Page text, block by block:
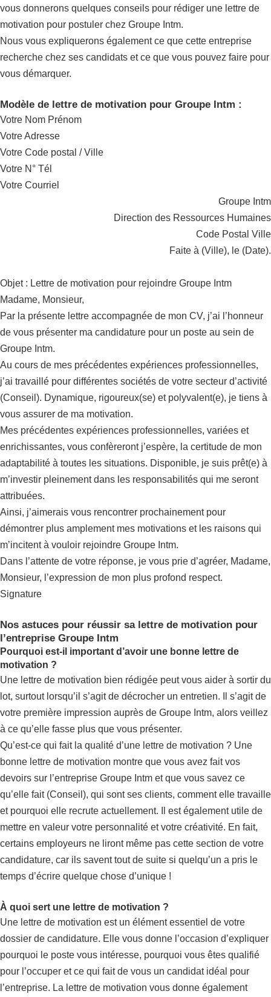
vous donnerons quelques conseils pour rédiger une lettre de
motivation pour postuler chez Groupe Intm.
Nous vous expliquerons également ce que cette entreprise
recherche chez ses candidats et ce que vous pouvez faire pour
vous démarquer.
Modèle de lettre de motivation pour Groupe Intm :
Votre Nom Prénom
Votre Adresse
Votre Code postal / Ville
Votre N° Tél
Votre Courriel
Groupe Intm
Direction des Ressources Humaines
Code Postal Ville
Faite à (Ville), le (Date).
Objet : Lettre de motivation pour rejoindre Groupe Intm
Madame, Monsieur,
Par la présente lettre accompagnée de mon CV, j’ai l’honneur
de vous présenter ma candidature pour un poste au sein de
Groupe Intm.
Au cours de mes précédentes expériences professionnelles,
j’ai travaillé pour différentes sociétés de votre secteur d’activité
(Conseil). Dynamique, rigoureux(se) et polyvalent(e), je tiens à
vous assurer de ma motivation.
Mes précédentes expériences professionnelles, variées et
enrichissantes, vous confèreront j’espère, la certitude de mon
adaptabilité à toutes les situations. Disponible, je suis prêt(e) à
m’investir pleinement dans les responsabilités qui me seront
attribuées.
Ainsi, j’aimerais vous rencontrer prochainement pour
démontrer plus amplement mes motivations et les raisons qui
m’incitent à vouloir rejoindre Groupe Intm.
Dans l’attente de votre réponse, je vous prie d’agréer, Madame,
Monsieur, l’expression de mon plus profond respect.
Signature
Nos astuces pour réussir sa lettre de motivation pour
l’entreprise Groupe Intm
Pourquoi est-il important d’avoir une bonne lettre de
motivation ?
Une lettre de motivation bien rédigée peut vous aider à sortir du
lot, surtout lorsqu’il s’agit de décrocher un entretien. Il s’agit de
votre première impression auprès de Groupe Intm, alors veillez
à ce qu’elle fasse plus que vous présenter.
Qu’est-ce qui fait la qualité d’une lettre de motivation ? Une
bonne lettre de motivation montre que vous avez fait vos
devoirs sur l’entreprise Groupe Intm et que vous savez ce
qu’elle fait (Conseil), qui sont ses clients, comment elle travaille
et pourquoi elle recrute actuellement. Il est également utile de
mettre en valeur votre personnalité et votre créativité. En fait,
certains employeurs ne liront même pas cette section de votre
candidature, car ils savent tout de suite si quelqu’un a pris le
temps d’écrire quelque chose d’unique !
À quoi sert une lettre de motivation ?
Une lettre de motivation est un élément essentiel de votre
dossier de candidature. Elle vous donne l’occasion d’expliquer
pourquoi le poste vous intéresse, pourquoi vous êtes qualifié
pour l’occuper et ce qui fait de vous un candidat idéal pour
l’entreprise. La lettre de motivation vous donne également